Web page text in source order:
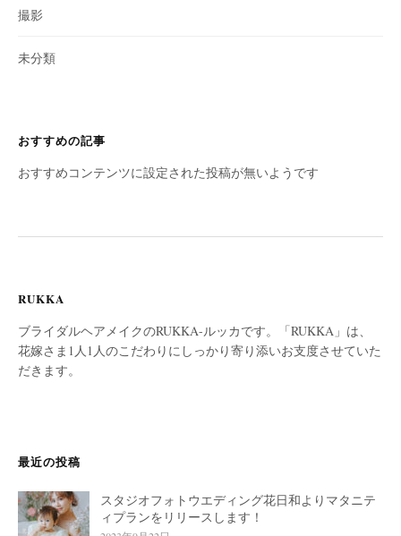
撮影
未分類
おすすめの記事
おすすめコンテンツに設定された投稿が無いようです
RUKKA
ブライダルヘアメイクのRUKKA-ルッカです。「RUKKA」は、
花嫁さま1人1人のこだわりにしっかり寄り添いお支度させていた
だきます。
最近の投稿
スタジオフォトウエディング花日和よりマタニテ
ィプランをリリースします！